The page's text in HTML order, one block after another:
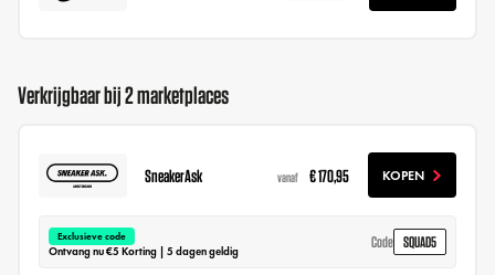
Verkrijgbaar bij 2 marketplaces
SneakerAsk vanaf € 170,95 KOPEN
Exclusieve code
Ontvang nu €5 Korting | 5 dagen geldig
Code SQUAD5